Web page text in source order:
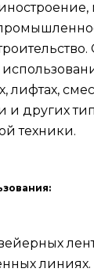
лифтах,
и других
техники.
линиях.